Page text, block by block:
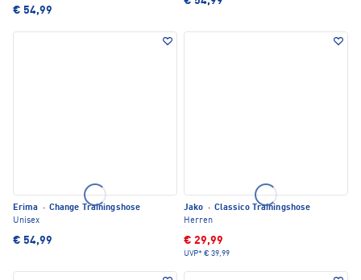
€ 54,99
Erima · Change Trainingshose
Unisex
€ 54,99
Jako · Classico Trainingshose
Herren
€ 29,99
UVP* € 39,99